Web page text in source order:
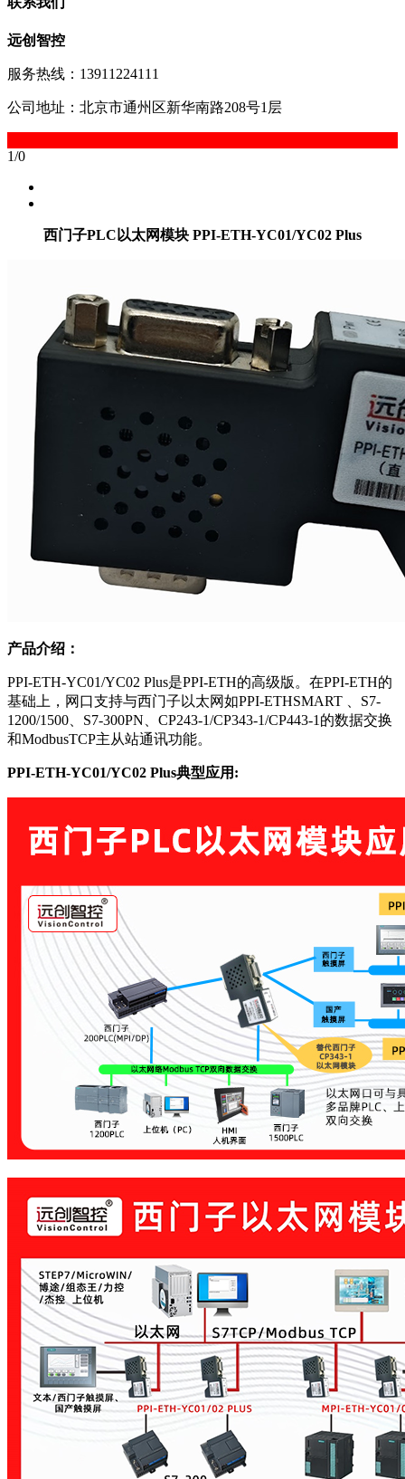
远创智控
服务热线：13911224111
公司地址：北京市通州区新华南路208号1层
1/0
西门子PLC以太网模块 PPI-ETH-YC01/YC02 Plus
产品介绍：
PPI-ETH-YC01/YC02 Plus是PPI-ETH的高级版。在PPI-ETH的
基础上，网口支持与西门子以太网如PPI-ETHSMART 、S7-
1200/1500、S7-300PN、CP243-1/CP343-1/CP443-1的数据交换
和ModbusTCP主从站通讯功能。
PPI-ETH-YC01/YC02 Plus典型应用: